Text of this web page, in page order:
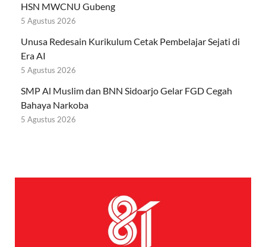
HSN MWCNU Gubeng
5 Agustus 2026
Unusa Redesain Kurikulum Cetak Pembelajar Sejati di
Era AI
5 Agustus 2026
SMP Al Muslim dan BNN Sidoarjo Gelar FGD Cegah
Bahaya Narkoba
5 Agustus 2026